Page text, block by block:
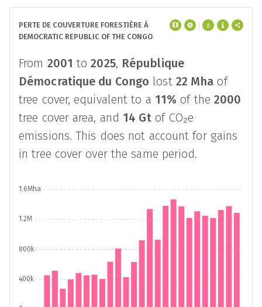
PERTE DE COUVERTURE FORESTIÈRE À
DEMOCRATIC REPUBLIC OF THE CONGO
From 2001 to2025, République
Démocratique du Congo lost 22 Mha of
tree cover, equivalent to a 11% of the 2000
tree cover area, and 14 Gtof CO₂e
emissions. This does not account for gains
in tree cover over the same period.
400k
800k
1.2M
1.6Mha